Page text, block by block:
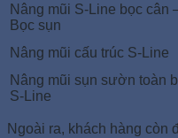
Nâng mũi S-Line bọc cân
Bọc sụn
Nâng mũi cấu trúc S-Line
Nâng mũi sụn sườn toàn
S-Line
Ngoài ra, khách hàng còn